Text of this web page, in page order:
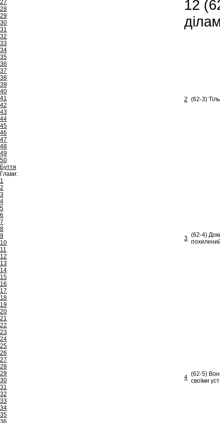
27
28
29
30
31
32
33
34
35
36
37
38
39
40
41
42
43
44
45
46
47
48
49
50
Буття
Глави:
1
2
3
4
5
6
7
8
9
10
11
12
13
14
15
16
17
18
19
20
21
22
23
24
25
26
27
28
29
30
31
32
33
34
35
36
12
2 (62-3)
3 (62-4)
4 (62-5)
своїми